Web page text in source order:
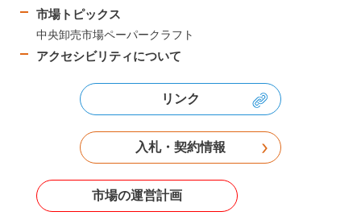
市場トピックス
中央卸売市場ペーパークラフト
アクセシビリティについて
リンク
入札・契約情報
市場の運営計画